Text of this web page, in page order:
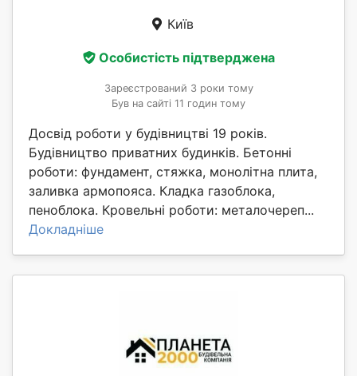
Київ
Особистість підтверджена
Зареєстрований 3 роки тому
Був на сайті 11 годин тому
Досвід роботи у будівництві 19 років.
Будівництво приватних будинків. Бетонні
роботи: фундамент, стяжка, монолітна плита,
заливка армопояса. Кладка газоблока,
пеноблока. Кровельні роботи: металочереп...
Докладніше